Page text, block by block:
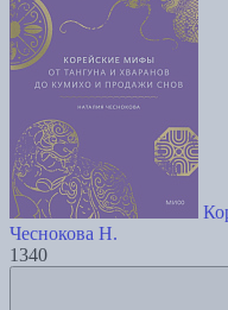
Чеснокова Н.
1340